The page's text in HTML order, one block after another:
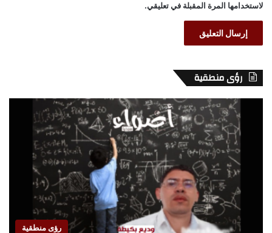
لاستخدامها المرة المقبلة في تعليقي.
رؤى منطقية
رؤى منطقية